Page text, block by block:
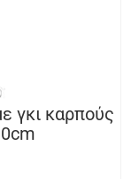
γκι καρπούς